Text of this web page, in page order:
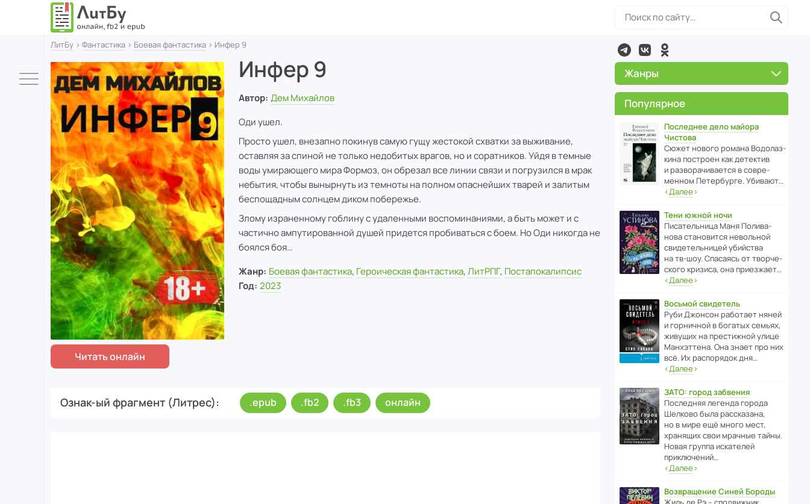
ЛитБу › Фантастика › Боевая фантастика › Инфер 9
Инфер 9
Автор: Дем Михайлов
Оди ушел.
Просто ушел, внезапно покинув самую гущу жестокой схватки за выживание,
оставляя за спиной не только недобитых врагов, но и соратников. Уйдя в темные
воды умирающего мира Формоз, он обрезал все линии связи и погрузился в мрак
небытия, чтобы вынырнуть из темноты на полном опаснейших тварей и залитым
беспощадным солнцем диком побережье.
Злому израненному гоблину с удаленными воспоминаниями, а быть может и с
частично ампутированной душей придется пробиваться с боем. Но Оди никогда не
боялся боя…
Жанр: Боевая фантастика, Героическая фантастика,ЛитРПГ, Постапокалипсис
Год: 2023
Ознак-ый фрагмент (Литрес) .epub .fb2 .fb3 онлайн
Жанры
Популярное
Последнее дело майора
Чистова
Сюжет нового романа Водо­ла­з­
кина пост­роен как дете­ктив
и разво­ра­чи­ва­ется в совре­
менном Пете­р­бурге. Убивают…
‹Далее›
Тени южной ночи
Писа­тель­ница Маня Поли­ва­
нова стано­вится невольной
свиде­тель­ницей убийства
на тв-шоу. Спасаясь от твор­че­
с­кого кризиса, она приезжает…
‹Далее›
Восьмой свидетель
Руби Джонсон рабо­тает няней
и горни­чной в богатых семьях,
живущих на прес­ти­жной улице
Манх­эт­тена. Она знает про них
всё. Их распо­рядок дня…
‹Далее›
ЗАТО: город забвения
После­дняя легенда города
Шелково была расска­зана,
но в мире ещё много мест,
хранящих свои мрачные тайны.
Новая группа иска­телей
приключений…
‹Далее›
Возвращение Синей Бороды